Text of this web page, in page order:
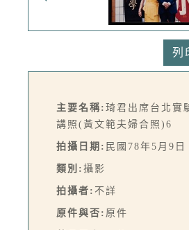
列
主要名稱: 琦君出席台北實
講照(黃文範夫婦合照)6
拍攝日期: 民國78年5月9日
類別: 攝影
拍攝者: 不詳
原件與否: 原件